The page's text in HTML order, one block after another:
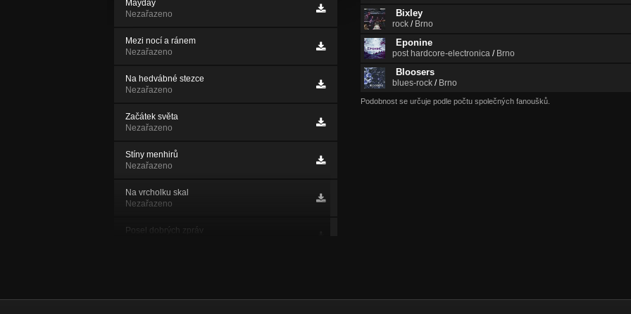
Mayday
Nezařazeno
Mezi nocí a ránem
Nezařazeno
Na hedvábné stezce
Nezařazeno
Začátek světa
Nezařazeno
Stíny menhirů
Nezařazeno
Na vrcholku skal
Nezařazeno
Posel dobrých zpráv
Bixley
rock / Brno
Eponine
post hardcore-electronica / Brno
Bloosers
blues-rock / Brno
Podobnost se určuje podle počtu společných fanoušků.